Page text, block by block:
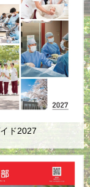
ド2027